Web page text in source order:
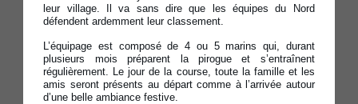
leur village. Il va sans dire que les équipes du Nord
défendent ardemment leur classement.
L’équipage est composé de 4 ou 5 marins qui, durant
plusieurs mois préparent la pirogue et s’entraînent
régulièrement. Le jour de la course, toute la famille et les
amis seront présents au départ comme à l’arrivée autour
d’une belle ambiance festive.